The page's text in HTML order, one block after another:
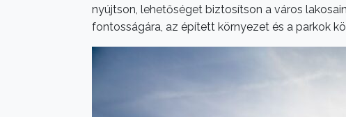
nyújtson, lehetőséget biztosítson a város
fontosságára, az épített környezet és a parkok